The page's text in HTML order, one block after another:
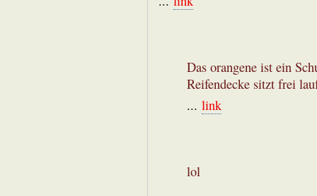
Das orangene ist ein
Reifendecke sitzt frei
... link
lol